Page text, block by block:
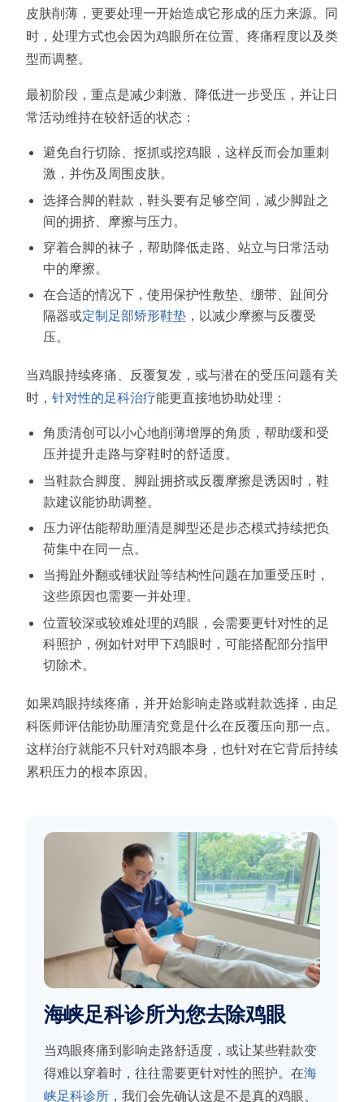
皮肤削薄，更要处理一开始造成它形成的压力来源。同
时，处理方式也会因为鸡眼所在位置、疼痛程度以及类
型而调整。
最初阶段，重点是减少刺激、降低进一步受压，并让日
常活动维持在较舒适的状态：
避免自行切除、抠抓或挖鸡眼，这样反而会加重刺
激，并伤及周围皮肤。
选择合脚的鞋款，鞋头要有足够空间，减少脚趾之
间的拥挤、摩擦与压力。
穿着合脚的袜子，帮助降低走路、站立与日常活动
中的摩擦。
在合适的情况下，使用保护性敷垫、绷带、趾间分
隔器或定制足部矫形鞋垫，以减少摩擦与反覆受
压。
当鸡眼持续疼痛、反覆复发，或与潜在的受压问题有关
时， 针对性的足科治疗能更直接地协助处理：
角质清创可以小心地削薄增厚的角质，帮助缓和受
压并提升走路与穿鞋时的舒适度。
当鞋款合脚度、脚趾拥挤或反覆摩擦是诱因时，鞋
款建议能协助调整。
压力评估能帮助厘清是脚型还是步态模式持续把负
荷集中在同一点。
当拇趾外翻或锤状趾等结构性问题在加重受压时，
这些原因也需要一并处理。
位置较深或较难处理的鸡眼，会需要更针对性的足
科照护，例如针对甲下鸡眼时，可能搭配部分指甲
切除术。
如果鸡眼持续疼痛，并开始影响走路或鞋款选择，由足
科医师评估能协助厘清究竟是什么在反覆压向那一点。
这样治疗就能不只针对鸡眼本身，也针对在它背后持续
累积压力的根本原因。
海峡足科诊所为您去除鸡眼
当鸡眼疼痛到影响走路舒适度，或让某些鞋款变
得难以穿着时，往往需要更针对性的照护。在海
峡足科诊所，我们会先确认这是不是真的鸡眼、